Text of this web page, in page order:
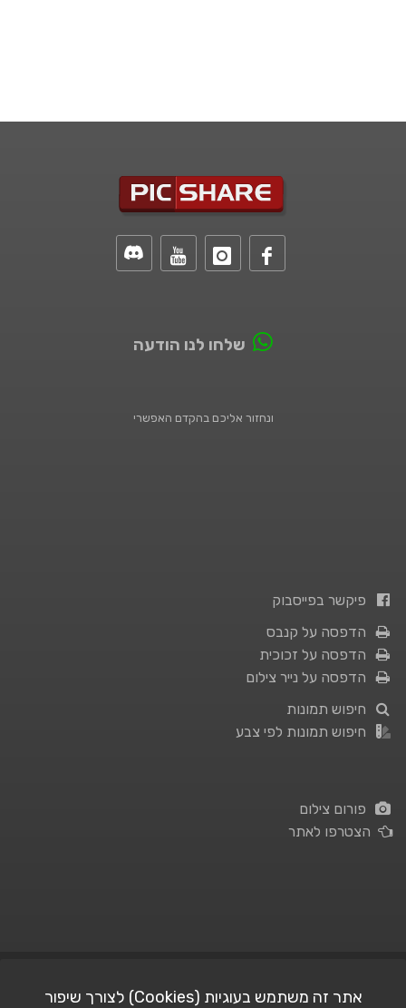
שלחו לנו הודעה
ונחזור אליכם בהקדם האפשרי
פיקשר בפייסבוק
הדפסה על קנבס
הדפסה על זכוכית
הדפסה על נייר צילום
חיפוש תמונות
חיפוש תמונות לפי צבע
פורום צילום
הצטרפו לאתר
אתר זה משתמש בעוגיות (Cookies) לצורך שיפור